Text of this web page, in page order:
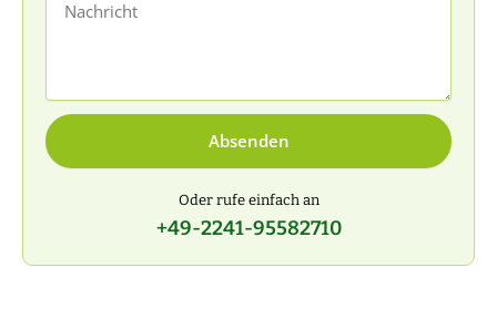
Absenden
Oder rufe einfach an
+49-2241-95582710